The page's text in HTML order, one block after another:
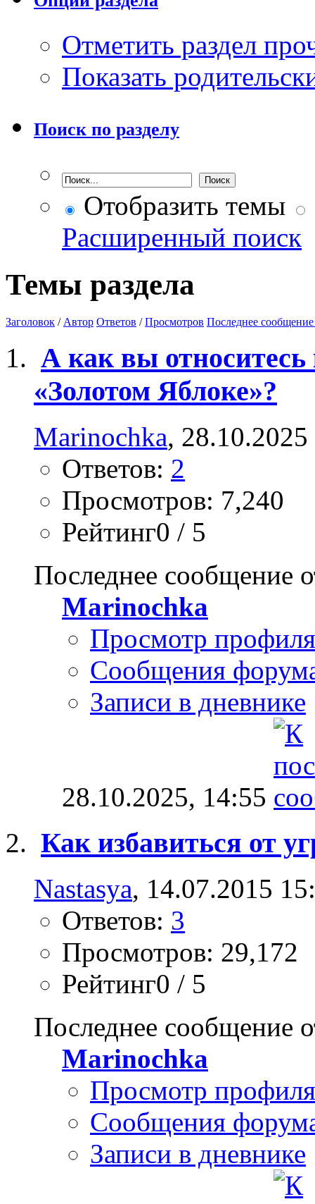
Отметить раздел
Показать
Поиск по разделу
Отобразить темы
Расширенный поиск
Темы раздела
Заголовок / Автор Ответов /Просмотров Последнее сообщение
А как вы
«Золотом Яблоке»?
Marinochka,
Ответов: 2
Просмотров: 7,240
Рейтинг0 / 5
Последнее сообщение
Marinochka
Просмотр профиля
Сообщения
Записи в дневнике
28.10.2025, 14:55
Как избавиться от
Nastasya, 14.07.2015
Ответов: 3
Просмотров: 29,172
Рейтинг0 / 5
Последнее сообщение
Marinochka
Просмотр профиля
Сообщения
Записи в дневнике